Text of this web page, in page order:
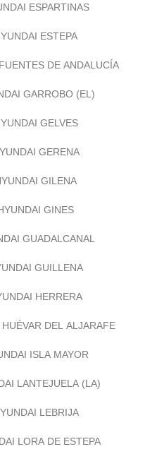
ESPARTINAS
ESTEPA
DE ANDALUCÍA
GARROBO (EL)
GELVES
GERENA
GILENA
GINES
GUADALCANAL
GUILLENA
HERRERA
DEL ALJARAFE
ISLA MAYOR
LANTEJUELA (LA)
LEBRIJA
LORA DE ESTEPA